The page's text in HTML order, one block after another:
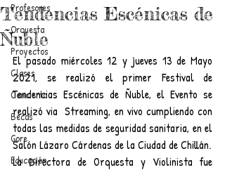
Profesores
Orquesta
Proyectos
Clases
Concierto
Becas
Gore
Educación
Tendencias Escénicas de
Ñuble
El pasado miércoles 12 y jueves 13 de Mayo
2021, se realizó el primer Festival de
Tendencias Escénicas de Ñuble, el Evento se
realizó via  Streaming, en vivo cumpliendo con
todas las medidas de seguridad sanitaria, en el
Salón Lázaro Cárdenas de la Ciudad de Chillán.
La Directora de Orquesta y Violinista fue